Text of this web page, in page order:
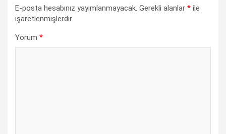
E-posta hesabınız yayımlanmayacak. Gerekli alanlar * ile
işaretlenmişlerdir
Yorum *